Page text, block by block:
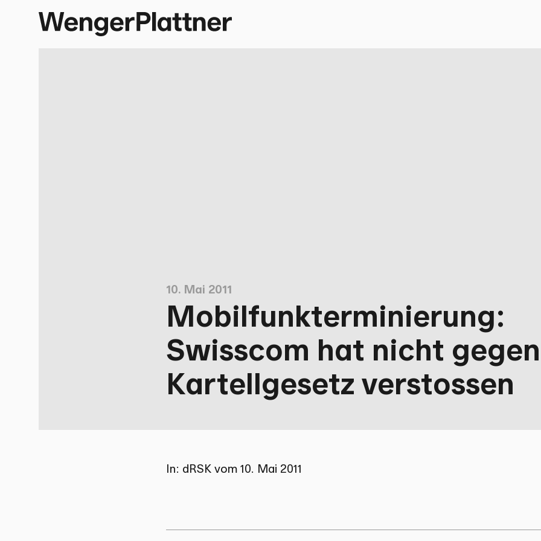
10. Mai 2011
Mobilfunkterminierung:
Swisscom hat nicht
Kartellgesetz verstossen
In: dRSK vom 10. Mai 2011